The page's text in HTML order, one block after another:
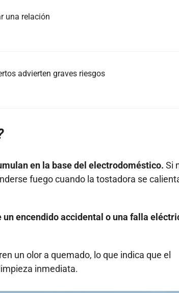
una relación
advierten graves riesgos
en la base del electrodoméstico. Si
fuego cuando la tostadora se
un encendido accidental o una falla
un olor a quemado, lo que indica que el
inmediata.